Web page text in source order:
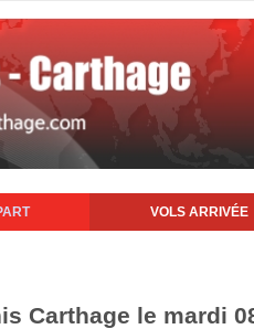
VOLS ARRIVÉE
Carthage le mardi